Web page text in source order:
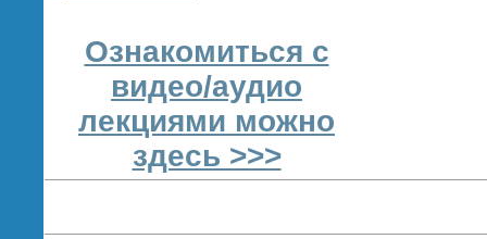
Ознакомиться с
видео/аудио
лекциями можно
здесь >>>